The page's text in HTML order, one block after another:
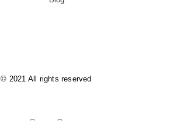
© 2021 All rights reserved